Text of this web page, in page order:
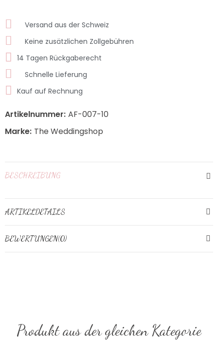
Versand aus der Schweiz
Keine zusätzlichen Zollgebühren
14 Tagen Rückgaberecht
Schnelle Lieferung
Kauf auf Rechnung
Artikelnummer: AF-007-10
Marke: The Weddingshop
BESCHREIBUNG
ARTIKELDETAILS
BEWERTUNGEN(0)
Produkt aus der gleichen Kategorie